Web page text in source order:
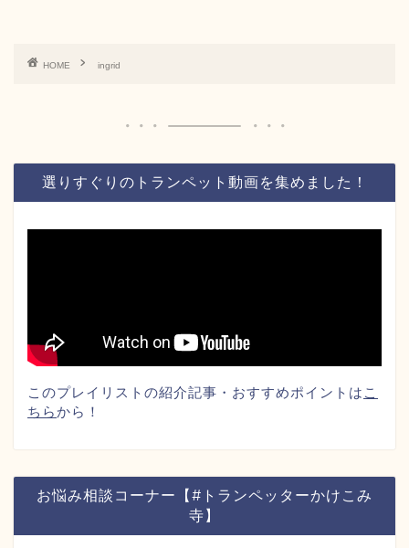
HOME ingrid
選りすぐりのトランペット動画を集めました！
このプレイリストの紹介記事・おすすめポイントは こ
ちらから！
お悩み相談コーナー【#トランペッターかけこみ
寺】